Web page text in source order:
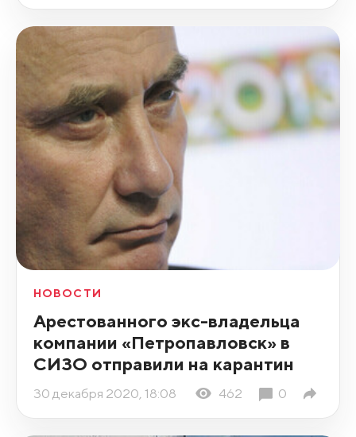
НОВОСТИ
Арестованного экс-владельца
компании «Петропавловск» в
СИЗО отправили на карантин
30 декабря 2020, 18:08 462 0